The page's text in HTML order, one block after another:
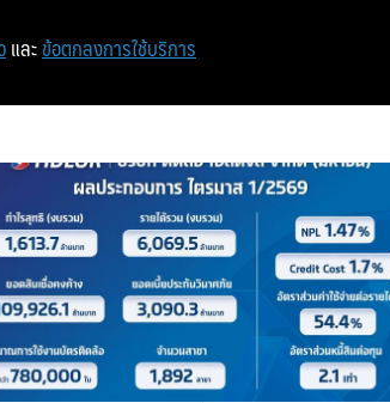
หน้าแรก ท่องเที่ยว
และ ข้อตกลงการใช้บริการ